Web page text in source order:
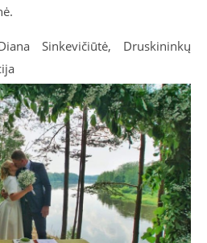
Sinkevičiūtė, Druskininkų